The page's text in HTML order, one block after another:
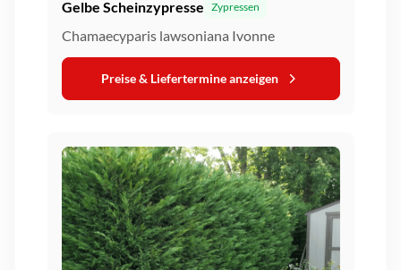
Gelbe Scheinzypresse Zypressen
Chamaecyparis lawsoniana Ivonne
Preise & Liefertermine anzeigen